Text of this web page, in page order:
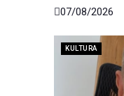
07/08/2026
KULTURA